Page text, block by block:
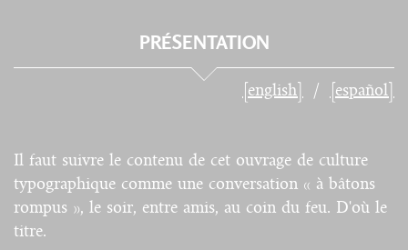
PRÉSENTATION
[english] [español]
Il faut suivre le contenu de cet ouvrage de culture
typographique comme une conversation « à bâtons
rompus », le soir, entre amis, au coin du feu. D'où le
titre.